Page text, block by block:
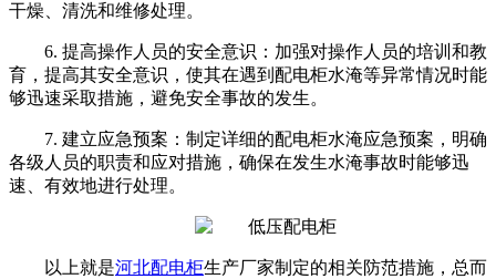
干燥、清洗和维修处理。
6. 提高操作人员的安全意识：加强对操作人员的培训和教
育，提高其安全意识，使其在遇到配电柜水淹等异常情况时能
够迅速采取措施，避免安全事故的发生。
7. 建立应急预案：制定详细的配电柜水淹应急预案，明确
各级人员的职责和应对措施，确保在发生水淹事故时能够迅
速、有效地进行处理。
以上就是河北配电柜生产厂家制定的相关防范措施，总而